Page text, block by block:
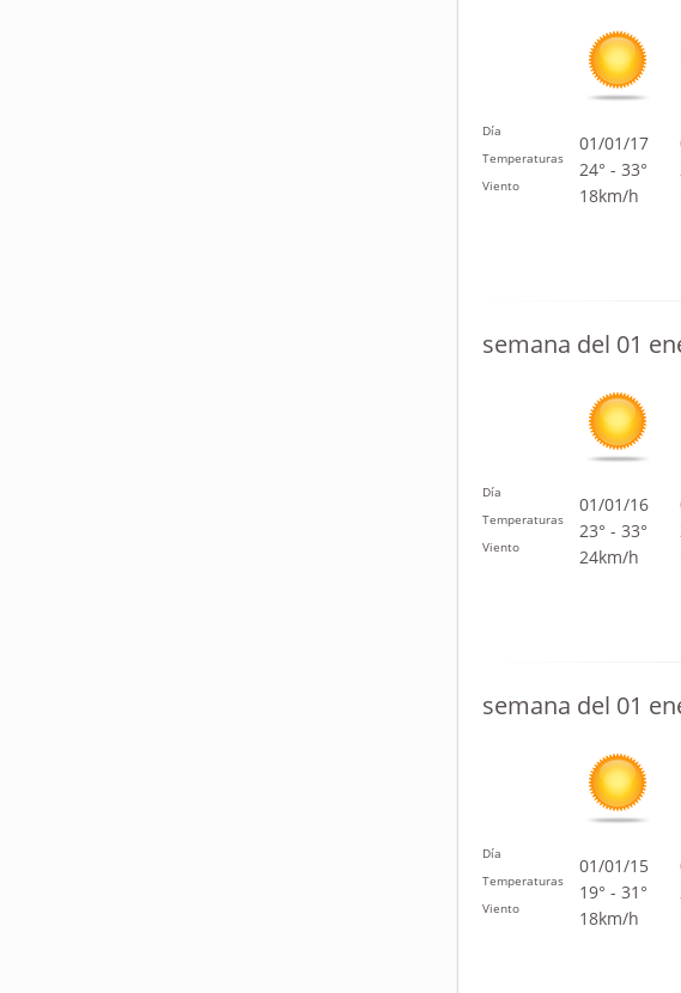
Día
Temperaturas
Viento
01/01/17
24° - 33°
18km/h
semana del 01
Día
Temperaturas
Viento
01/01/16
23° - 33°
24km/h
semana del 01
Día
Temperaturas
Viento
01/01/15
19° - 31°
18km/h